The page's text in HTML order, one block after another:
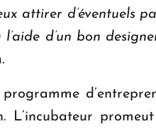
attirer d’éventuels
d’un bon
L’incubateur